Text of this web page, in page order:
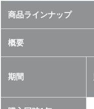
商品ラインナップ
概要
期間